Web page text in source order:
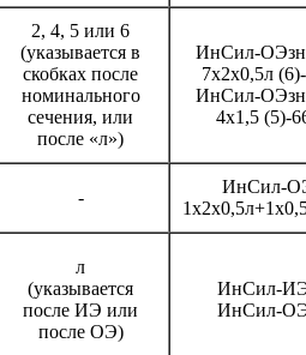
2, 4, 5 или 6
(указывается в
скобках после
номинального
сечения, или
после «л»)
ИнСил-
7х2х0,5л
ИнСил-
4х1,5 (5)-
-
ИнСил-
л
(указывается
после ИЭ или
после ОЭ)
ИнСил-
ИнСил-